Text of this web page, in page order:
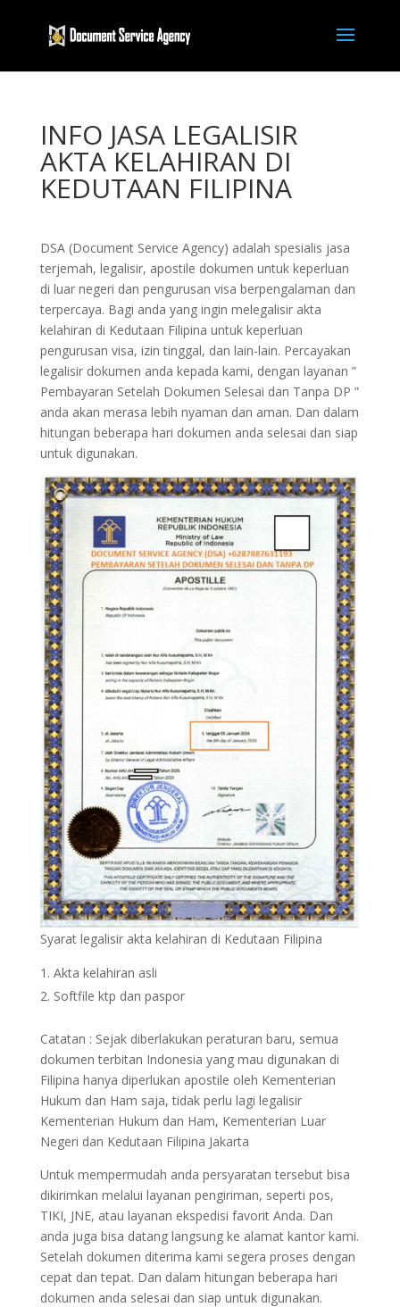
INFO JASA LEGALISIR
AKTA KELAHIRAN DI
KEDUTAAN FILIPINA
DSA (Document Service Agency) adalah spesialis jasa
terjemah, legalisir, apostile dokumen untuk keperluan
di luar negeri dan pengurusan visa berpengalaman dan
terpercaya. Bagi anda yang ingin melegalisir akta
kelahiran di Kedutaan Filipina untuk keperluan
pengurusan visa, izin tinggal, dan lain-lain. Percayakan
legalisir dokumen anda kepada kami, dengan layanan ”
Pembayaran Setelah Dokumen Selesai dan Tanpa DP ”
anda akan merasa lebih nyaman dan aman. Dan dalam
hitungan beberapa hari dokumen anda selesai dan siap
untuk digunakan.
Syarat legalisir akta kelahiran di Kedutaan Filipina
Akta kelahiran asli
Softfile ktp dan paspor
Catatan : Sejak diberlakukan peraturan baru, semua
dokumen terbitan Indonesia yang mau digunakan di
Filipina hanya diperlukan apostile oleh Kementerian
Hukum dan Ham saja, tidak perlu lagi legalisir
Kementerian Hukum dan Ham, Kementerian Luar
Negeri dan Kedutaan Filipina Jakarta
Untuk mempermudah anda persyaratan tersebut bisa
dikirimkan melalui layanan pengiriman, seperti pos,
TIKI, JNE, atau layanan ekspedisi favorit Anda. Dan
anda juga bisa datang langsung ke alamat kantor kami.
Setelah dokumen diterima kami segera proses dengan
cepat dan tepat. Dan dalam hitungan beberapa hari
dokumen anda selesai dan siap untuk digunakan.